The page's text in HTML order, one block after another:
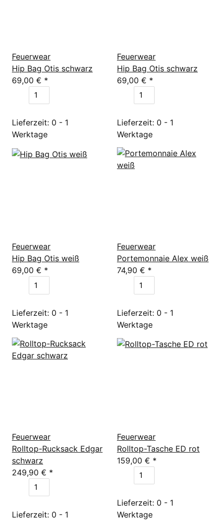
Feuerwear
Hip Bag Otis schwarz
69,00 € *
Lieferzeit: 0 - 1
Werktage
Feuerwear
Hip Bag Otis schwarz
69,00 € *
Lieferzeit: 0 - 1
Werktage
Feuerwear
Hip Bag Otis weiß
69,00 € *
Lieferzeit: 0 - 1
Werktage
Feuerwear
Portemonnaie Alex weiß
74,90 € *
Lieferzeit: 0 - 1
Werktage
Feuerwear
Rolltop-Rucksack Edgar
schwarz
249,90 € *
Lieferzeit: 0 - 1
Feuerwear
Rolltop-Tasche ED rot
159,00 € *
Lieferzeit: 0 - 1
Werktage